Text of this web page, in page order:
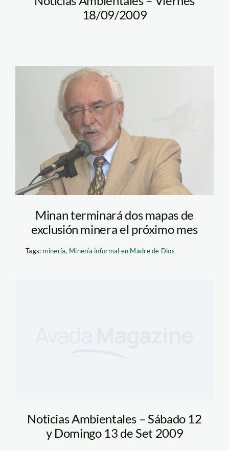
18/09/2009
brack_antonio_spda
Minan terminará dos mapas de
exclusión minera el próximo mes
Tags: minería, Minería informal en Madre de Dios
Noticias Ambientales – Sábado 12
y Domingo 13 de Set 2009